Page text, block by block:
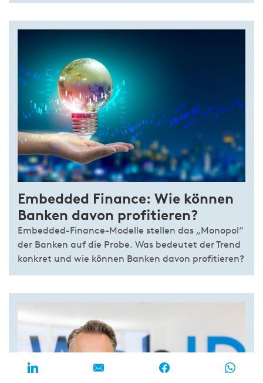
Embedded Finance: Wie können
Banken davon profitieren?
Embedded-Finance-Modelle stellen das „Monopol“
der Banken auf die Probe. Was bedeutet der Trend
konkret und wie können Banken davon profitieren?